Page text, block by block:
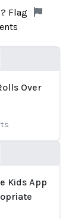
Flag
Over
Kids App